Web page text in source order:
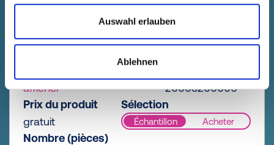
Auswahl erlauben
Ablehnen
GPN 200 Z 5 X 20 PE-LD, naturel
afficher
20005200000
Prix du produit
gratuit
Sélection
Échantillon Acheter
Nombre (pièces)